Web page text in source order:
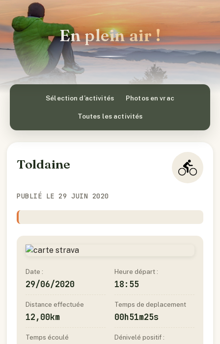
En plein air !
Sélection d’activités Photos en vrac
Toutes les activités
Toldaine
PUBLIÉ LE 29 JUIN 2020
Date :
29/06/2020
Heure départ :
18:55
Distance effectuée
12,00km
Temps de deplacement
00h51m25s
Temps écoulé Dénivelé positif :